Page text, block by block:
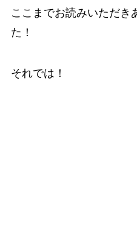
ここまでお読みいただき
た！
それでは！